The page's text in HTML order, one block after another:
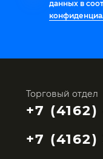
данных в
Торговый отдел
+7
+7